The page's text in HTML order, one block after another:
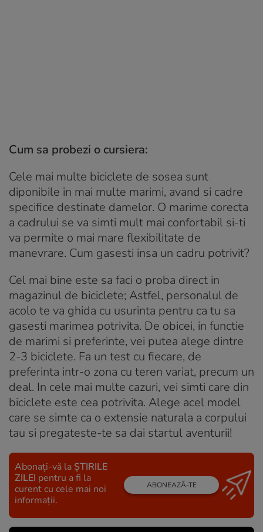
Cum sa probezi o cursiera:
Cele mai multe biciclete de sosea sunt
diponibile in mai multe marimi, avand si cadre
specifice destinate damelor. O marime corecta
a cadrului se va simti mult mai confortabil si-ti
va permite o mai mare flexibilitate de
manevrare. Cum gasesti insa un cadru potrivit?
Cel mai bine este sa faci o proba direct in
magazinul de biciclete; Astfel, personalul de
acolo te va ghida cu usurinta pentru ca tu sa
gasesti marimea potrivita. De obicei, in functie
de marimi si preferinte, vei putea alege dintre
2-3 biciclete. Fa un test cu fiecare, de
preferinta intr-o zona cu teren variat, precum un
deal. In cele mai multe cazuri, vei simti care din
biciclete este cea potrivita. Alege acel model
care se simte ca o extensie naturala a corpului
tau si pregateste-te sa dai startul aventurii!
Abonați-vă la ȘTIRILE
ZILEI pentru a fi la
curent cu cele mai noi
informații.
ABONEAZĂ-TE